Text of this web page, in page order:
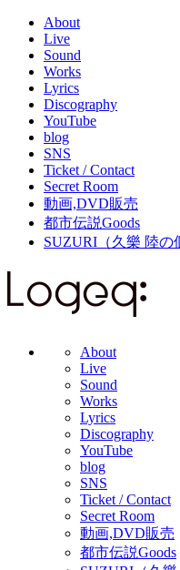
About
Live
Sound
Works
Lyrics
Discography
YouTube
blog
SNS
Ticket / Contact
Secret Room
動画,DVD販売
都市伝説Goods
SUZURI（久樂 陸の
About
Live
Sound
Works
Lyrics
Discography
YouTube
blog
SNS
Ticket / Contact
Secret Room
動画,DVD販売
都市伝説Goods